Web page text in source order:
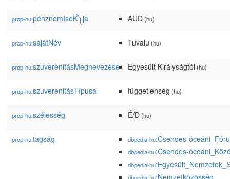
prop-hu:pénznemIsoK༽ja AUD(hu)
prop-hu:sajátNév Tuvalu (hu)
prop-hu:szuverenitásMegnevezése Egyesült Királyságtól (hu)
prop-hu:szuverenitásTípusa függetlenség (hu)
prop-hu:szélesség É/D(hu)
prop-hu:tagság dbpedia-hu:Csendes-
dbpedia-hu:Csendes-
dbpedia-hu
:Nemzetközösség